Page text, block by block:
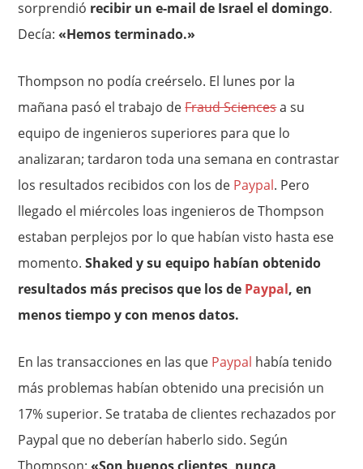
sorprendió recibir un e-mail de Israel el domingo.
Decía:«Hemos terminado.»
Thompson no podía creérselo. El lunes por la
mañana pasó el trabajo deFraud Sciencesa su
equipo de ingenieros superiores para que lo
analizaran; tardaron toda una semana en contrastar
los resultados recibidos con los de Paypal. Pero
llegado el miércoles loas ingenieros de Thompson
estaban perplejos por lo que habían visto hasta ese
momento.Shaked y su equipo habían obtenido
resultados más precisos que los de Paypal, en
menos tiempo y con menos datos.
En las transacciones en las que Paypal había tenido
más problemas habían obtenido una precisión un
17% superior. Se trataba de clientes rechazados por
Paypal que no deberían haberlo sido. Según